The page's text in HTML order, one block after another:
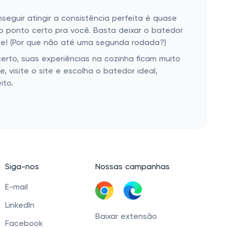
atingir a consistência perfeita é quase
ponto certo pra você. Basta deixar o batedor
(Por que não até uma segunda rodada?)
suas experiências na cozinha ficam muito
visite o site e escolha o batedor ideal,
Siga-nos
E-mail
LinkedIn
Facebook
Nossas campanhas
Baixar extensão